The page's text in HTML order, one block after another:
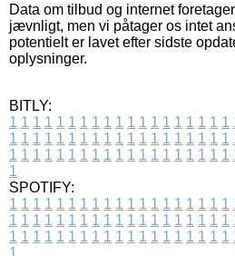
Data om tilbud og internet
jævnligt, men vi påtager os intet
potentielt er lavet efter sidste
oplysninger.
BITLY:
1 1 1 1 1 1 1 1 1 1 1 1 1 1 1 1 1 1 1
1 1 1 1 1 1 1 1 1 1 1 1 1 1 1 1 1 1 1
1 1 1 1 1 1 1 1 1 1 1 1 1 1 1 1 1 1 1
1
SPOTIFY:
1 1 1 1 1 1 1 1 1 1 1 1 1 1 1 1 1 1 1
1 1 1 1 1 1 1 1 1 1 1 1 1 1 1 1 1 1 1
1 1 1 1 1 1 1 1 1 1 1 1 1 1 1 1 1 1 1
1